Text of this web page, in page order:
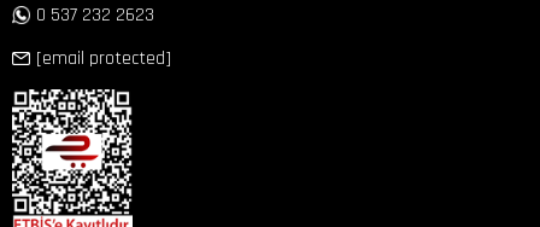
0 537 232 2623
[email protected]